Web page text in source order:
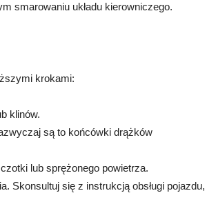
smarowaniu układu kierowniczego.
krokami:
klinów.
są to końcówki drążków
lub sprężonego powietrza.
Skonsultuj się z instrukcją obsługi pojazdu,